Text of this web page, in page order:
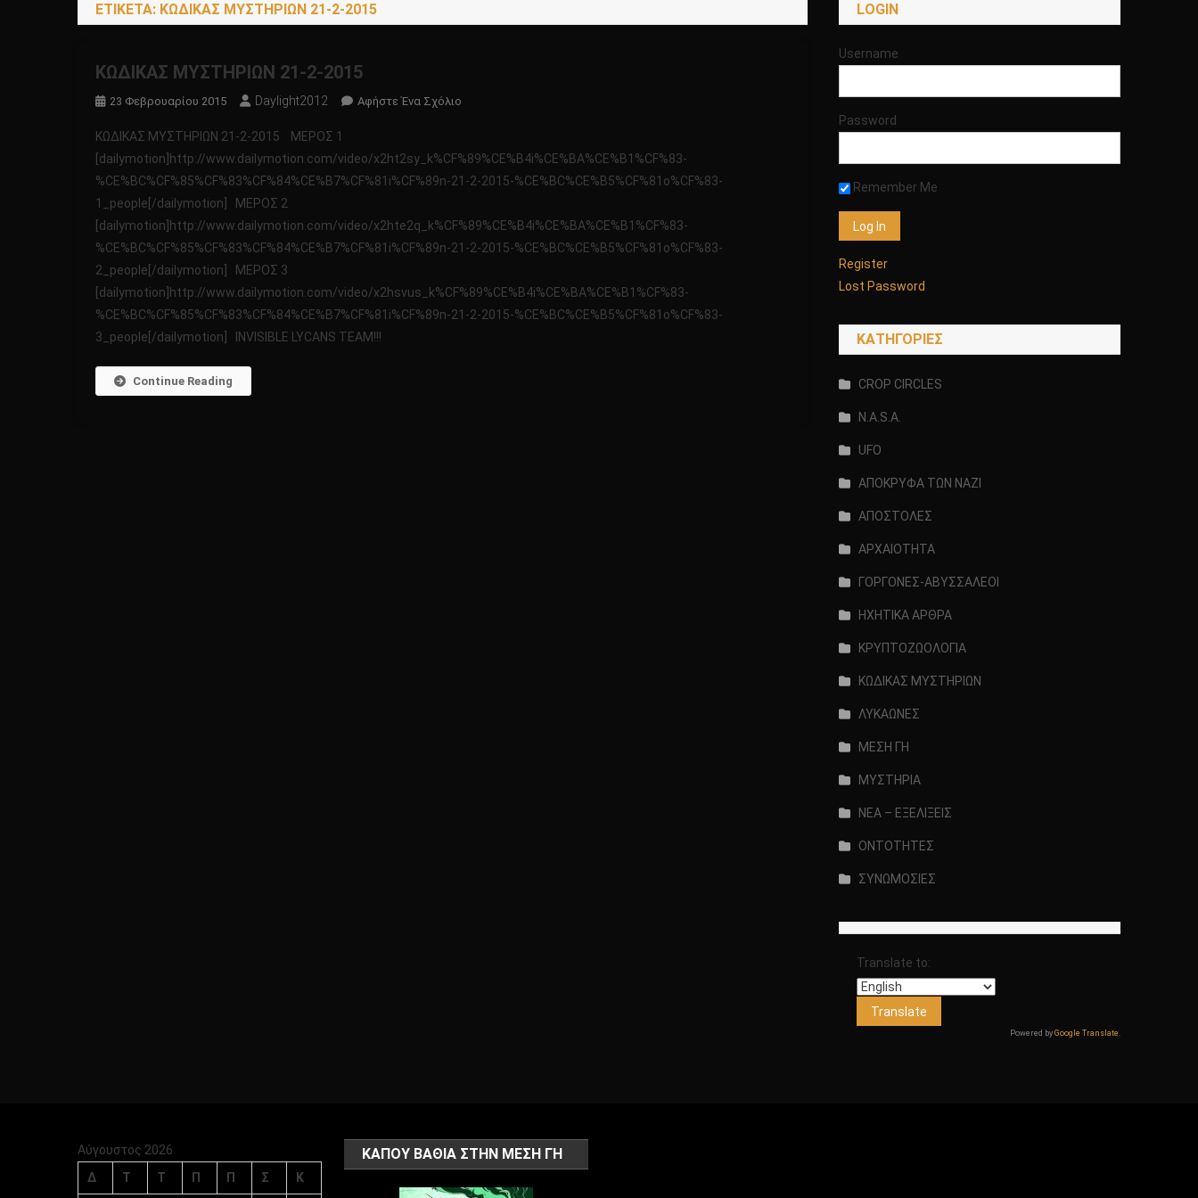
ΕΤΙΚΈΤΑ: KΩΔΙΚΑΣ ΜΥΣΤΗΡΙΩΝ 21-2-2015
KΩΔΙΚΑΣ ΜΥΣΤΗΡΙΩΝ 21-2-2015
23 Φεβρουαρίου 2015 Daylight2012 Αφήστε Ένα Σχόλιο
ΜΥΣΤΗΡΙΩΝ
21-
2015
KΩΔΙΚΑΣ ΜΥΣΤΗΡΙΩΝ 21-2-2015 ΜΕΡΟΣ 1
[dailymotion]http://www.dailymotion.com/video/x2ht2sy_k%CF%89%CE%B4i%CE%BA%CE%B1%CF%83-
%CE%BC%CF%85%CF%83%CF%84%CE%B7%CF%81i%CF%89n-21-2-2015-%CE%BC%CE%B5%CF%81o%CF%83-
1_people[/dailymotion] ΜΕΡΟΣ 2
[dailymotion]http://www.dailymotion.com/video/x2hte2q_k%CF%89%CE%B4i%CE%BA%CE%B1%CF%83-
%CE%BC%CF%85%CF%83%CF%84%CE%B7%CF%81i%CF%89n-21-2-2015-%CE%BC%CE%B5%CF%81o%CF%83-
2_people[/dailymotion] ΜΕΡΟΣ 3
[dailymotion]http://www.dailymotion.com/video/x2hsvus_k%CF%89%CE%B4i%CE%BA%CE%B1%CF%83-
%CE%BC%CF%85%CF%83%CF%84%CE%B7%CF%81i%CF%89n-21-2-2015-%CE%BC%CE%B5%CF%81o%CF%83-
3_people[/dailymotion] INVISIBLE LYCANS TEAM!!!
Continue Reading
LOGIN
Username
Password
Remember Me
Register
Lost Password
KΑΤΗΓΟΡΊΕΣ
CROP CIRCLES
N.A.S.A.
UFO
ΑΠΟΚΡΥΦΑ ΤΩΝ ΝΑΖΙ
ΑΠΟΣΤΟΛΕΣ
ΑΡΧΑΙΟΤΗΤΑ
ΓΟΡΓΟΝΕΣ-ΑΒΥΣΣΑΛΕΟΙ
ΗΧΗΤΙΚΑ ΑΡΘΡΑ
ΚΡΥΠΤΟΖΩΟΛΟΓΙΑ
ΚΩΔΙΚΑΣ ΜΥΣΤΗΡΙΩΝ
ΛΥΚΑΩΝΕΣ
ΜΕΣΗ ΓΗ
ΜΥΣΤΗΡΙΑ
ΝΕΑ – ΕΞΕΛΙΞΕΙΣ
ΟΝΤΟΤΗΤΕΣ
ΣΥΝΩΜΟΣΙΕΣ
Translate to:
Powered by Google Translate .
Αύγουστος 2026
Δ
Τ Τ Π Π Σ Κ
ΚΑΠΟΥ ΒΑΘΙΑ ΣΤΗΝ ΜΕΣΗ ΓΗ